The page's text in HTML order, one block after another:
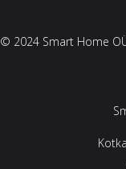
© 2024 Smart Home